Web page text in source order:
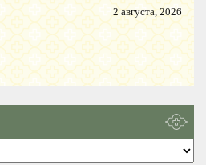
2 августа, 2026